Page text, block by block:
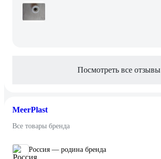
Посмотреть все отзывы
MeerPlast
Все товары бренда
Россия — родина бренда